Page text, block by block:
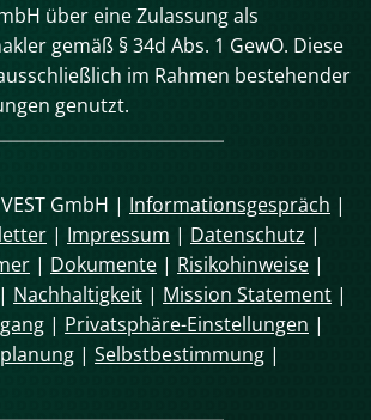
über eine Zulassung als
gemäß § 34d Abs. 1 GewO. Diese
im Rahmen bestehender
genutzt.
GmbH | Informationsgespräch |
| Impressum | Datenschutz |
| Dokumente | Risikohinweise |
| Nachhaltigkeit | Mission Statement |
| Privatsphäre-Einstellungen |
| Selbstbestimmung |